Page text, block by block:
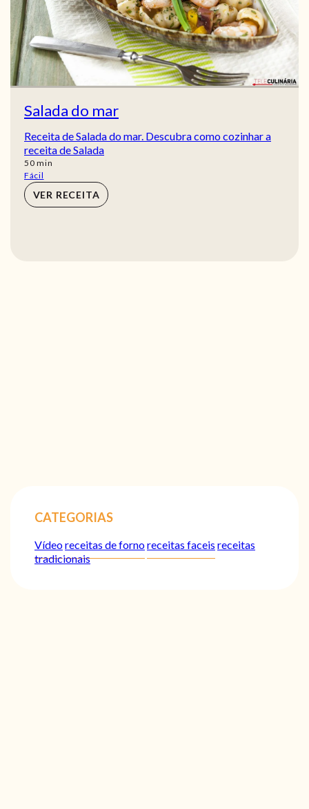
Salada do mar
Receita de Salada do mar. Descubra como cozinhar a
receita de Salada
50min
min
Fácil
VER RECEITA
CATEGORIAS
Vídeoreceitas de fornoreceitas faceis receitas
tradicionais